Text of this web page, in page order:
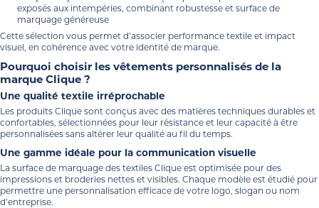
exposés aux intempéries, combinant robustesse et surface de
marquage généreuse
Cette sélection vous permet d’associer performance textile et impact
visuel, en cohérence avec votre identité de marque.
Pourquoi choisir les vêtements personnalisés de la
marque Clique ?
Une qualité textile irréprochable
Les produits Clique sont conçus avec des matières techniques durables et
confortables, sélectionnées pour leur résistance et leur capacité à être
personnalisées sans altérer leur qualité au fil du temps.
Une gamme idéale pour la communication visuelle
La surface de marquage des textiles Clique est optimisée pour des
impressions et broderies nettes et visibles. Chaque modèle est étudié pour
permettre une personnalisation efficace de votre logo, slogan ou nom
d’entreprise.